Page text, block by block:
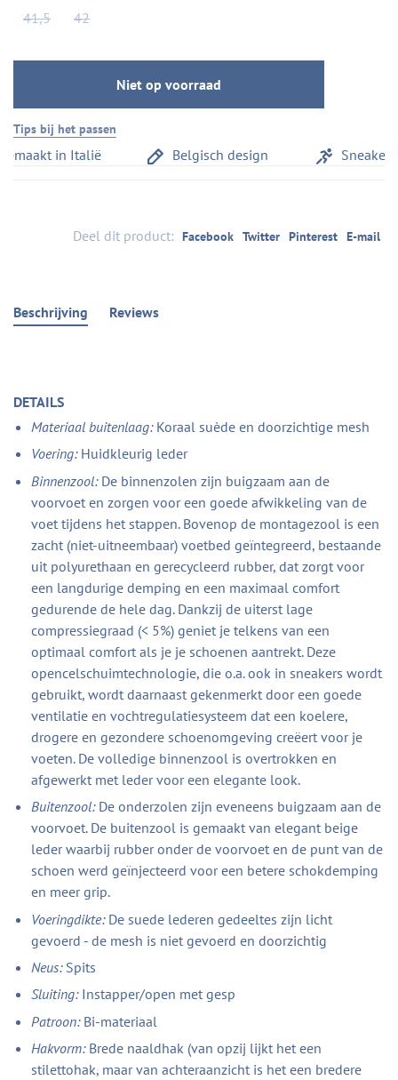
41,5
42
Niet op voorraad
Tips bij het passen
in Italië Belgisch design
Deel dit product: Facebook Twitter Pinterest E-mail
Beschrijving Reviews
DETAILS
Materiaal buitenlaag: Koraal suède en doorzichtige mesh
Voering:Huidkleurig leder
Binnenzool:De binnenzolen zijn buigzaam aan de
voorvoet en zorgen voor een goede afwikkeling van de
voet tijdens het stappen. Bovenop de montagezool is een
zacht (niet-uitneembaar) voetbed geïntegreerd, bestaande
uit polyurethaan en gerecycleerd rubber, dat zorgt voor
een langdurige demping en een maximaal comfort
gedurende de hele dag. Dankzij de uiterst lage
compressiegraad (< 5%) geniet je telkens van een
optimaal comfort als je je schoenen aantrekt. Deze
opencelschuimtechnologie, die o.a. ook in sneakers wordt
gebruikt, wordt daarnaast gekenmerkt door een goede
ventilatie en vochtregulatiesysteem dat een koelere,
drogere en gezondere schoenomgeving creëert voor je
voeten. De volledige binnenzool is overtrokken en
afgewerkt met leder voor een elegante look.
Buitenzool:De onderzolen zijn eveneens buigzaam aan de
voorvoet. De buitenzool is gemaakt van elegant beige
leder waarbij rubber onder de voorvoet en de punt van de
schoen werd geïnjecteerd voor een betere schokdemping
en meer grip.
Voeringdikte:De suede lederen gedeeltes zijn licht
gevoerd - de mesh is niet gevoerd en doorzichtig
Neus:Spits
Sluiting:Instapper/open met gesp
Patroon:Bi-materiaal
Hakvorm:Brede naaldhak (van opzij lijkt het een
stilettohak, maar van achteraanzicht is het een bredere